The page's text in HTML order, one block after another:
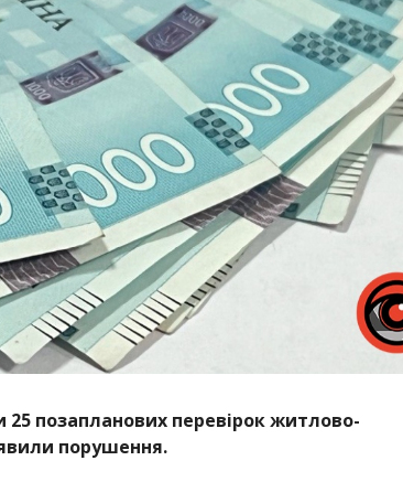
25 позапланових перевірок житлово-
порушення.